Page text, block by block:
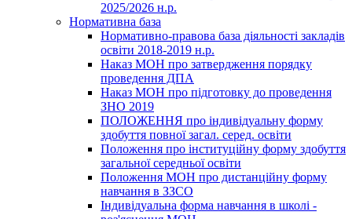
2025/2026 н.р.
Нормативна база
Нормативно-правова база діяльності закладів
освіти 2018-2019 н.р.
Наказ МОН про затвердження порядку
проведення ДПА
Наказ МОН про підготовку до проведення
ЗНО 2019
ПОЛОЖЕННЯ про індивідуальну форму
здобуття повної загал. серед. освіти
Положення про інституційну форму здобуття
загальної середньої освіти
Положення МОН про дистанційну форму
навчання в ЗЗСО
Індивідуальна форма навчання в школі -